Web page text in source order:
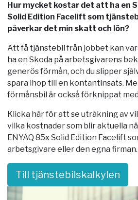
Hur mycket kostar det att ha en
Solid Edition Facelift som
påverkar det min skatt och lön?
Att få tjänstebil från jobbet kan
ha en Skoda på arbetsgivarens
generös förmån, och du slipper
spara ihop till en kontantinsats.
förmånsbil är också förknippat
Klicka här för att se uträkning av
vilka kostnader som blir aktuella
ENYAQ 85x Solid Edition Facelift
arbetsgivare eller den egna firman.
Till tjänstebilskalkylen